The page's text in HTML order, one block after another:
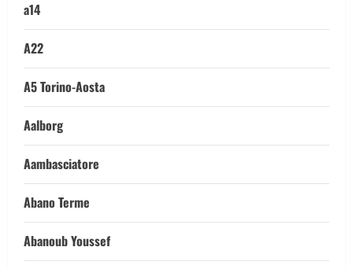
a14
A22
A5 Torino-Aosta
Aalborg
Aambasciatore
Abano Terme
Abanoub Youssef